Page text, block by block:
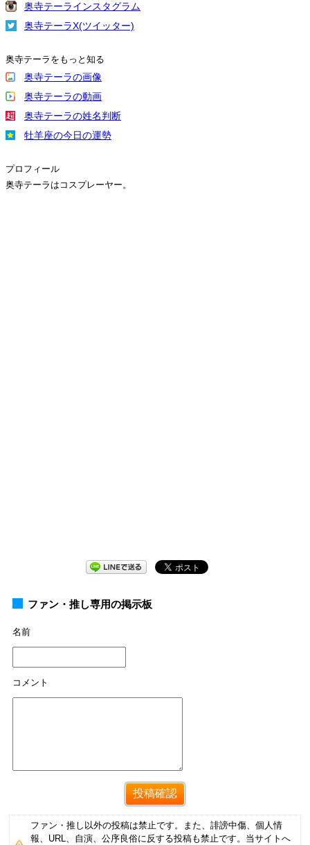
奥寺テーラインスタグラム
奥寺テーラX(ツイッター)
奥寺テーラをもっと知る
奥寺テーラの画像
奥寺テーラの動画
奥寺テーラの姓名判断
牡羊座の今日の運勢
プロフィール
奥寺テーラはコスプレーヤー。
ファン・推し専用の掲示板
名前
コメント
ファン・推し以外の投稿は禁止です。また、誹謗中傷、個人情
報、URL、自演、公序良俗に反する投稿も禁止です。当サイトへ